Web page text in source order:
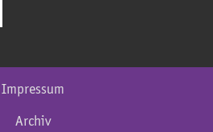
Impressum
Archiv